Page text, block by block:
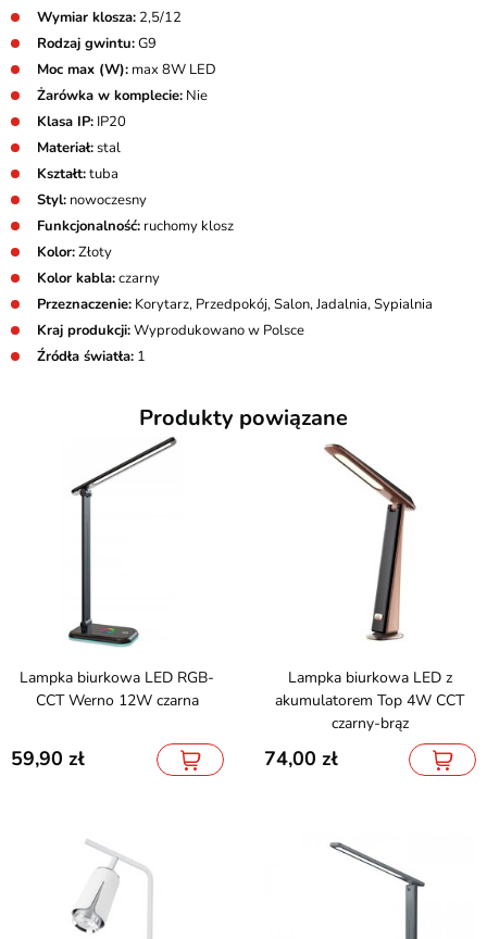
Wymiar klosza: 2,5/12
Rodzaj gwintu:G9
Moc max (W): max 8W LED
Żarówka w komplecie: Nie
Klasa IP: IP20
Materiał:stal
Kształt:tuba
Styl: nowoczesny
Funkcjonalność: ruchomy klosz
Kolor:Złoty
Kolor kabla:czarny
Przeznaczenie: Korytarz, Przedpokój, Salon, Jadalnia, Sypialnia
Kraj produkcji:Wyprodukowano w Polsce
Źródła światła: 1
Produkty powiązane
Lampka biurkowa LED RGB-
CCT Werno 12W czarna
59,90
Lampka biurkowa LED z
akumulatorem Top 4W CCT
czarny-brąz
74,00